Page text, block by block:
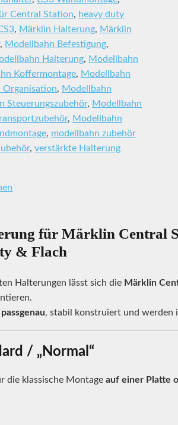
Central Station, heavy duty
, Märklin Halterung, Märklin
, Modellbahn Befestigung,
Halterung, Modellbahn
Koffermontage, Modellbahn
Organisation, Modellbahn
Steuerungszubehör, Modellbahn
, Modellbahn
, modellbahn zubehör
,verstärkte Halterung
für Märklin Central
& Flach
Halterungen lässt sich die Märklin
, stabil konstruiert und werden
/ „Normal“
die klassische Montageauf einer Platte